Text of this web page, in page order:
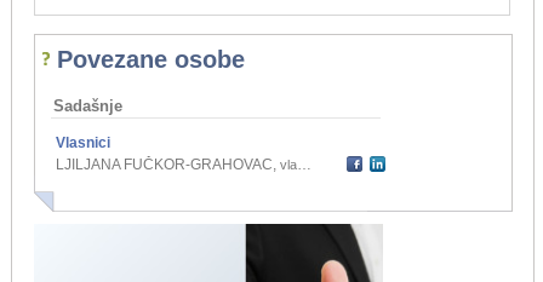
Povezane osobe
Sadašnje
Vlasnici
LJILJANA FUČKOR-GRAHOVAC, vlasnik